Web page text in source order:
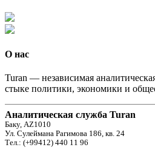
О нас
Turan — независимая
стыке политики, экономики и
Аналитическая служба Turan
Баку, AZ1010
Ул. Сулеймана Рагимова 186, кв. 24
Тел.: (+99412) 440 11 96